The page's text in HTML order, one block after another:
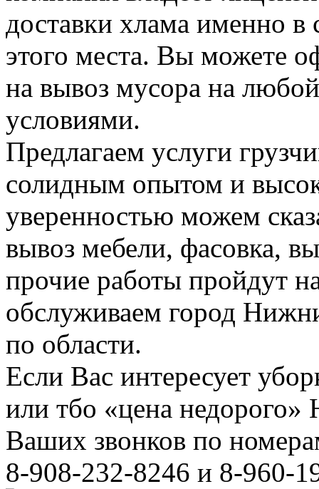
доставки хлама именно в
этого места. Вы можете
на вывоз мусора на
условиями.
Предлагаем услуги
солидным опытом и
уверенностью можем
вывоз мебели, фасовка,
прочие работы пройдут
обслуживаем город
по области.
Если Вас интересует
или тбо «цена
Ваших звонков по
8-908-232-8246 и 8-960-